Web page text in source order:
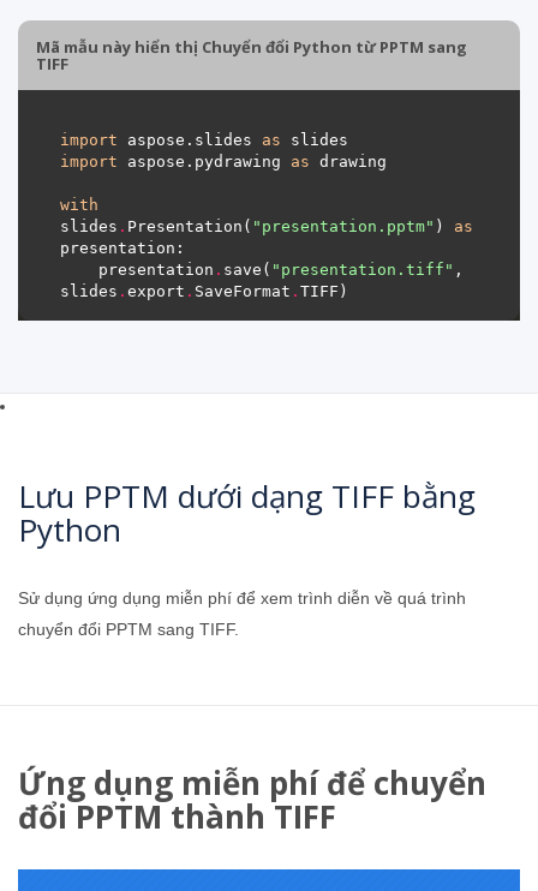
Mã mẫu này hiển thị Chuyển đổi Python từ PPTM sang
TIFF
import aspose.slides as
import aspose.pydrawing as
with
slides . Presentation( "presentation.pptm" ) as
    presentation
. save( "presentation.tiff" ,
slides . export . SaveFormat .
Lưu PPTM dưới dạng TIFF bằng
Python
Sử dụng ứng dụng miễn phí để xem trình diễn về quá trình
chuyển đổi PPTM sang TIFF.
Ứng dụng miễn phí để chuyển
đổi PPTM thành TIFF